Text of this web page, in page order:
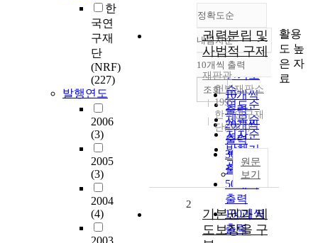
한
국연
구재
단
(NRF)
(227)
발행연도
2006
(3)
2005
(3)
2004
(4)
정확도순
정확도
순
인기도
순
연도순
제목순
저자순
발행기
관순
내림차순
내림차순
10개씩 출력
10개씩
출력
20개씩
출력
30개씩
출력
50개씩
출력
100개씩
출력
조회
권력분립 및
사법적 구제
재판관
헌법재판소
1997
한국연구재
단(NRF)
원문
보기
2
기본권과 제
도보장을 구
활용
도 높
은 자
료